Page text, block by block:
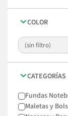
COLOR
CATEGORÍAS
Fundas
Maletas y